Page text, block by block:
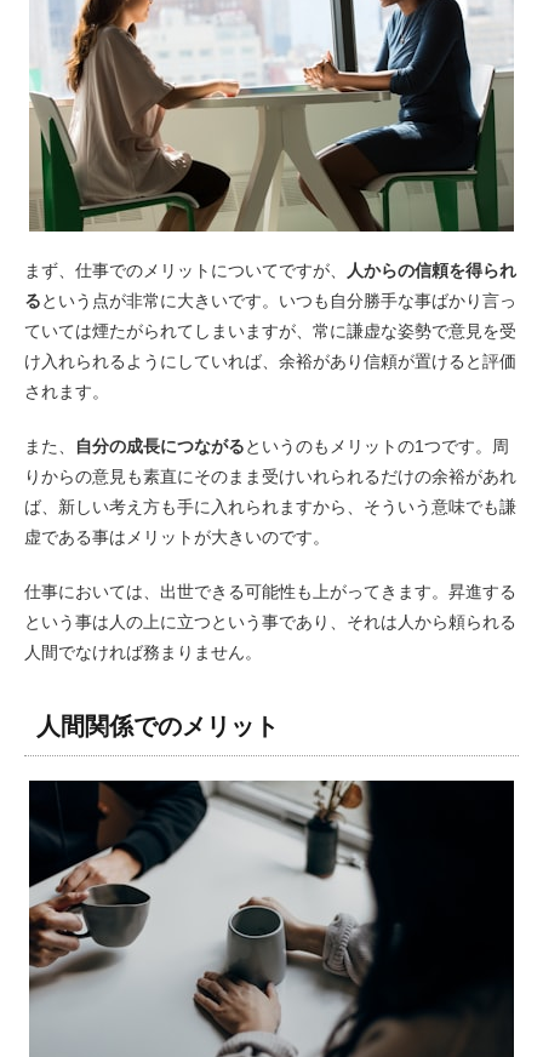
まず、仕事でのメリットについてですが、
人からの信頼を得られ
るという点が非常に大きいです。いつも自分勝手な事ばかり言っ
ていては煙たがられてしまいますが、常に謙虚な姿勢で意見を受
け入れられるようにしていれば、余裕があり信頼が置けると評価
されます。
また、 自分の成長につながるというのもメリットの1つです。周
りからの意見も素直にそのまま受けいれられるだけの余裕があれ
ば、新しい考え方も手に入れられますから、そういう意味でも謙
虚である事はメリットが大きいのです。
仕事においては、出世できる可能性も上がってきます。昇進する
という事は人の上に立つという事であり、それは人から頼られる
人間でなければ務まりません。
人間関係でのメリット